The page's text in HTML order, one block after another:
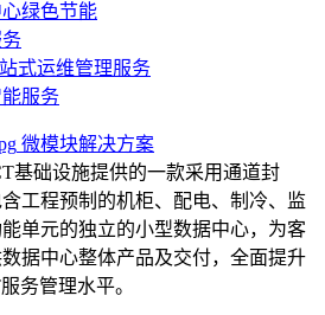
绿色节能
式运维管理服务
服务
微模块解决方案
基础设施提供的一款采用通道封
工程预制的机柜、配电、制冷、监
单元的独立的小型数据中心，为客
数据中心整体产品及交付，全面提升
务管理水平。